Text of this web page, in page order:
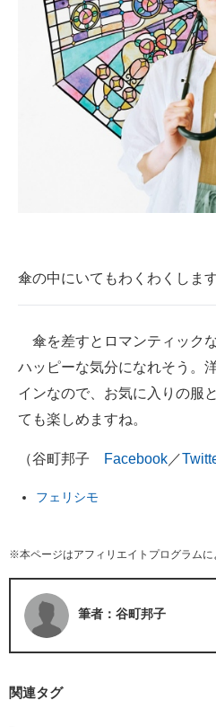
傘の中にいてもわくわくしま
傘を差すとロマンティック
ハッピーな気分になれそう。
インなので、お気に入りの服
ても楽しめますね。
（谷町邦子 Facebook ／
フェリシモ
※本ページはアフィリエイトプログラム
筆者：谷町邦子
関連タグ